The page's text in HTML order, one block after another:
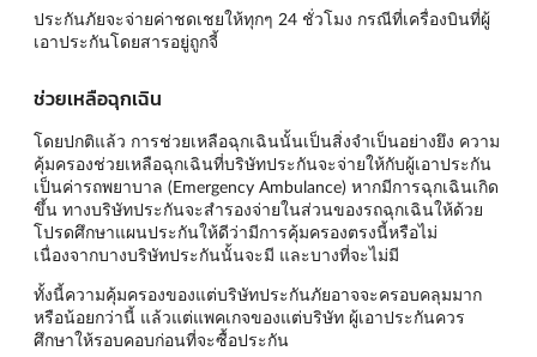
ประกันภัยจะจ่ายค่าชดเชยให้ทุกๆ 24 ชั่วโมง กรณีที่เครื่องบินที่ผู้
เอาประกันโดยสารอยู่ถูกจี้
ช่วยเหลือฉุกเฉิน
โดยปกติแล้ว การช่วยเหลือฉุกเฉินนั้นเป็นสิ่งจำเป็นอย่างยึง ความ
คุ้มครองช่วยเหลือฉุกเฉินที่บริษัทประกันจะจ่ายให้กับผู้เอาประกัน
เป็นค่ารถพยาบาล (Emergency Ambulance) หากมีการฉุกเฉินเกิด
ขึ้น ทางบริษัทประกันจะสำรองจ่ายในส่วนของรถฉุกเฉินให้ด้วย
โปรดศึกษาแผนประกันให้ดีว่ามีการคุ้มครองตรงนี้หรือไม่
เนื่องจากบางบริษัทประกันนั้นจะมี และบางที่จะไม่มี
ทั้งนี้ความคุ้มครองของแต่บริษัทประกันภัยอาจจะครอบคลุมมาก
หรือน้อยกว่านี้ แล้วแต่แพคเกจของแต่บริษัท ผู้เอาประกันควร
ศึกษาให้รอบคอบก่อนที่จะซื้อประกัน